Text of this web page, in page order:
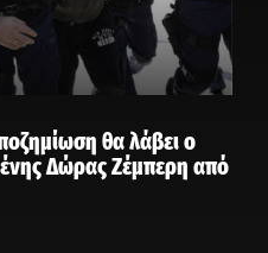
θα λάβει ο
Δώρας Ζέμπερη από